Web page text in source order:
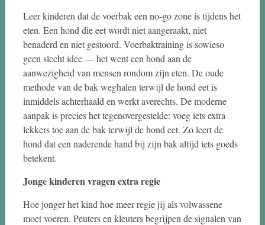
Leer kinderen dat de voerbak een no-go zone is tijdens het
eten. Een hond die eet wordt niet aangeraakt, niet
benaderd en niet gestoord. Voerbaktraining is sowieso
geen slecht idee — het went een hond aan de
aanwezigheid van mensen rondom zijn eten. De oude
methode van de bak weghalen terwijl de hond eet is
inmiddels achterhaald en werkt averechts. De moderne
aanpak is precies het tegenovergestelde: voeg iets extra
lekkers toe aan de bak terwijl de hond eet. Zo leert de
hond dat een naderende hand bij zijn bak altijd iets goeds
betekent.
Jonge kinderen vragen extra regie
Hoe jonger het kind hoe meer regie jij als volwassene
moet voeren. Peuters en kleuters begrijpen de signalen van